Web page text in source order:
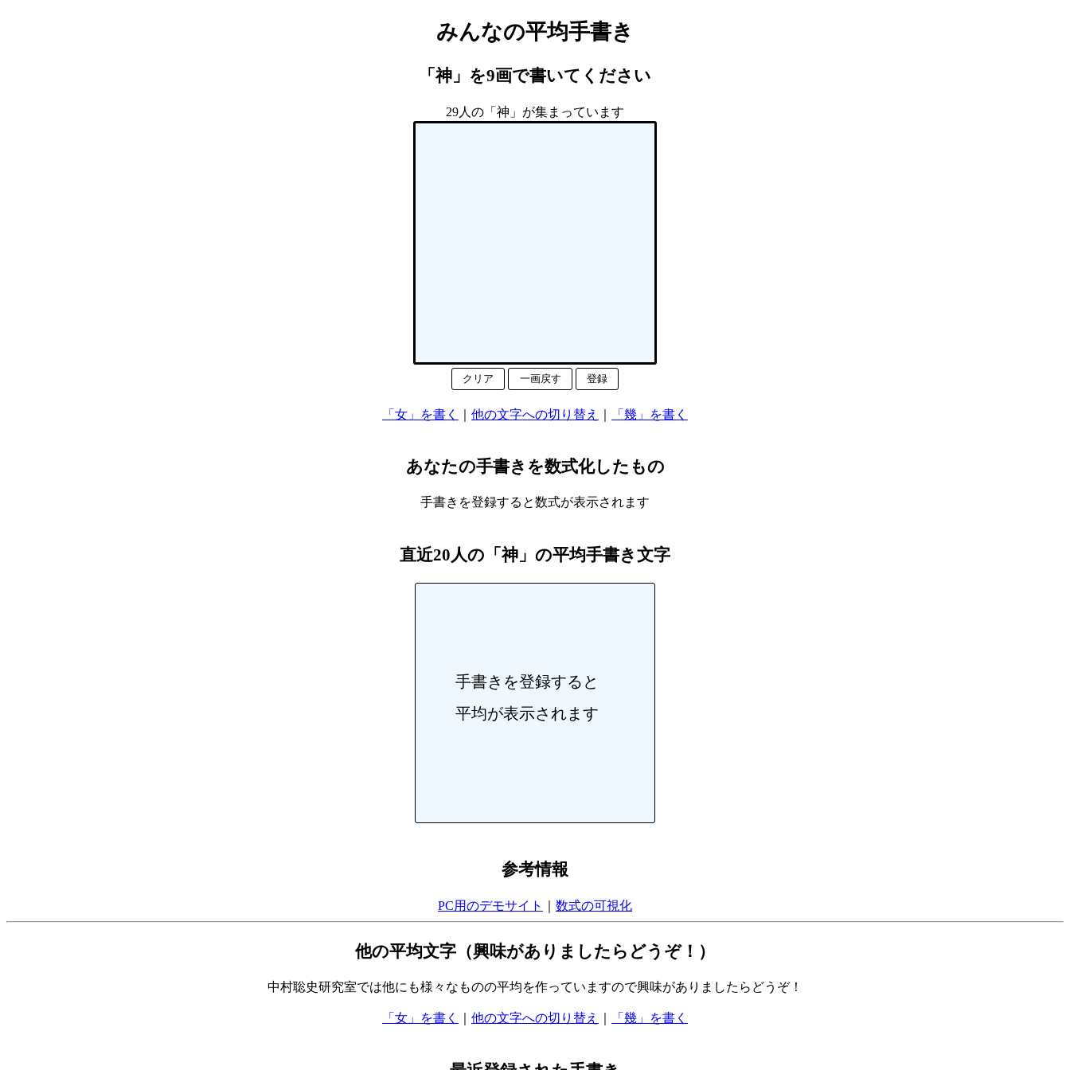
みんなの平均手書き
「神」を9画で書いてください
29人の「神」が集まっています
クリア 一画戻す 登録
「女」を書く 他の文字への切り替え 「幾」を書く
あなたの手書きを数式化したもの
手書きを登録すると数式が表示されます
直近20人の「神」の平均手書き文字
手書きを登録すると
平均が表示されます
参考情報
PC用のデモサイト 数式の可視化
他の平均文字（興味がありましたらどうぞ！）
中村聡史研究室では他にも様々なものの平均を作っていますので興味がありましたらどうぞ！
「女」を書く 他の文字への切り替え 「幾」を書く